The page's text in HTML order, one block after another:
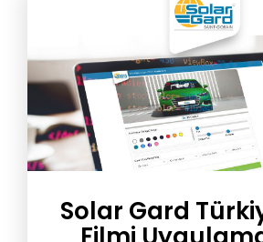
Solar Gard